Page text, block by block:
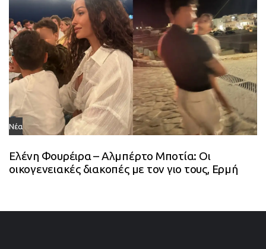
Νέα
Ελένη Φουρέιρα – Αλμπέρτο Μποτία: Οι
οικογενειακές διακοπές με τον γιο τους, Ερμή